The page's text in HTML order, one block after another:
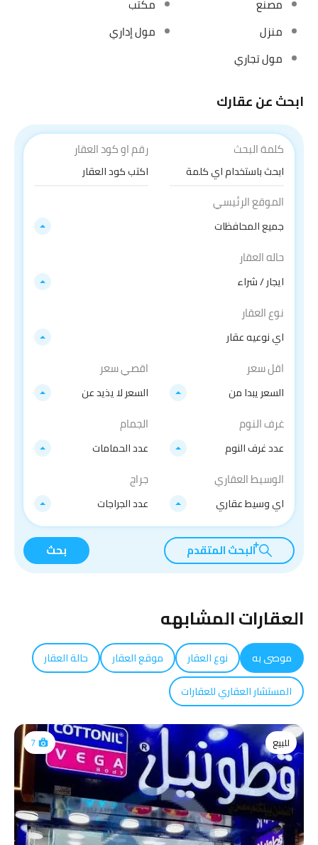
مصنع
مكتب
منزل
مول إداري
مول تجاري
ابحث عن عقارك
كلمة البحث رقم او كود العقار
الموقع الرئيسي
جميع المحافظات
حاله العقار
ايجار / شراء
نوع العقار
اي نوعيه عقار
اقل سعر
السعر يبدا من
اقصي سعر
السعر لا يذيد عن
غرف النوم
عدد غرف النوم
الجمام
عدد الحمامات
الوسيط العقاري
اي وسيط عقاري
جراج
عدد الجراجات
البحث المتقدم بحث
العقارات المشابهه
موصى به نوع العقار موقع العقار
حالة العقار
المستشار العقاري للعقارات
للبيع 7